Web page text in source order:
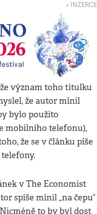
↓ INZERCE
význam toho titulku
že autor mínil
bylo použito
mobilního telefonu),
že se v článku píše
v The Economist
spíše mínil „na čepu“
to by byl dost